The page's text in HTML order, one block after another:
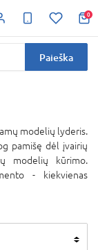
0
Paieška
modelių lyderis.
pamišę dėl įvairių
modelių kūrimo.
- kiekvienas
tiksliai atkartotas.